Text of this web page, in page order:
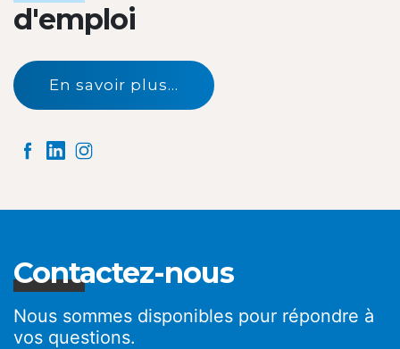
d'emploi
En savoir plus...
Contactez-nous
Nous sommes disponibles pour répondre à
vos questions.